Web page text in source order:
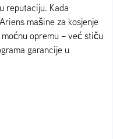
reputaciju. Kada
mašine za kosjenje
opremu – već stiču
garancije u